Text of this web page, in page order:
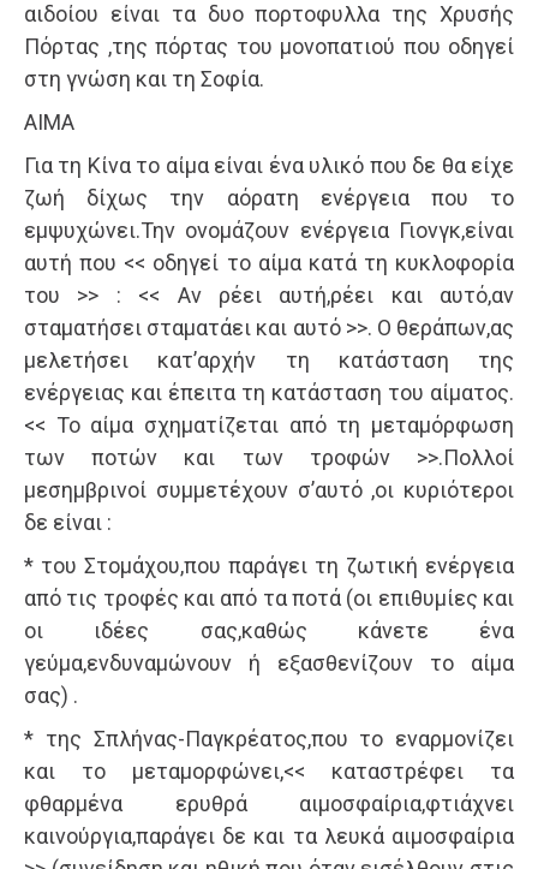
αιδοίου είναι τα δυο πορτοφυλλα της Χρυσής
Πόρτας ,της πόρτας του μονοπατιού που οδηγεί
στη γνώση και τη Σοφία.
ΑΙΜΑ
Για τη Κίνα το αίμα είναι ένα υλικό που δε θα είχε
ζωή δίχως την αόρατη ενέργεια που το
εμψυχώνει.Την ονομάζουν ενέργεια Γιονγκ,είναι
αυτή που << οδηγεί το αίμα κατά τη κυκλοφορία
του >> : << Αν ρέει αυτή,ρέει και αυτό,αν
σταματήσει σταματάει και αυτό >>. Ο θεράπων,ας
μελετήσει κατ’αρχήν τη κατάσταση της
ενέργειας και έπειτα τη κατάσταση του αίματος.
<< Το αίμα σχηματίζεται από τη μεταμόρφωση
των ποτών και των τροφών >>.Πολλοί
μεσημβρινοί συμμετέχουν σ’αυτό ,οι κυριότεροι
δε είναι :
* του Στομάχου,που παράγει τη ζωτική ενέργεια
από τις τροφές και από τα ποτά (οι επιθυμίες και
οι ιδέες σας,καθώς κάνετε ένα
γεύμα,ενδυναμώνουν ή εξασθενίζουν το αίμα
σας) .
* της Σπλήνας-Παγκρέατος,που το εναρμονίζει
και το μεταμορφώνει,<< καταστρέφει τα
φθαρμένα ερυθρά αιμοσφαίρια,φτιάχνει
καινούργια,παράγει δε και τα λευκά αιμοσφαίρια